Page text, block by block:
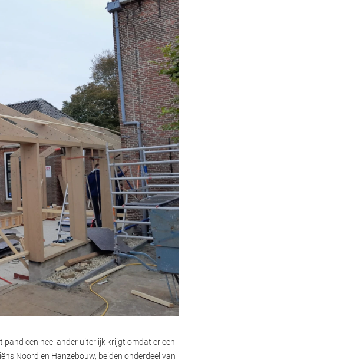
een heel ander uiterlijk krijgt omdat er een
Noord en Hanzebouw, beiden onderdeel van